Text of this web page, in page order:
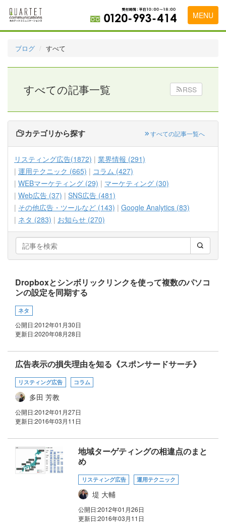
MENU
代理店の乗り換えをお考えの方
広告代理店・HP制作会社様へ
お申し込みから運用開始までの流れ
会社概要
お問い合わせ
ブログ すべて
すべての記事一覧 RSS
カテゴリから探す すべての記事一覧へ
リスティング広告(1872)
業界情報 (291)
運用テクニック (665)
コラム (427)
WEBマーケティング (29)
マーケティング (30)
Web広告 (37)
SNS広告 (481)
その他広告・ツールなど (143)
Google Analytics (83)
ネタ (283)
お知らせ (270)
Dropboxとシンボリックリンクを使って複数のパソコ
ンの設定を同期する
ネタ
公開日:2012年01月30日
更新日:2020年08月28日
広告表示の損失理由を知る《スポンサードサーチ》
リスティング広告 コラム
多田 芳教
公開日:2012年01月27日
更新日:2016年03月11日
地域ターゲティングの相違点のまと
め
リスティング広告 運用テクニック
堤 大輔
公開日:2012年01月26日
更新日:2016年03月11日